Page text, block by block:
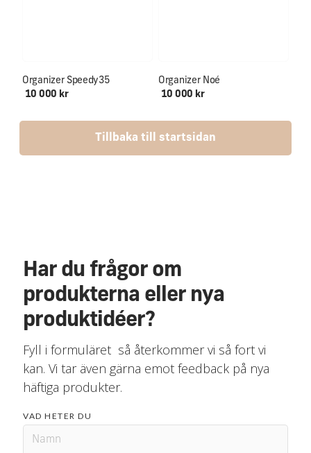
Organizer Speedy35
10 000 kr
Organizer Noé
10 000 kr
Tillbaka till startsidan
Har du frågor om
produkterna eller nya
produktidéer?
Fyll i formuläret så återkommer vi så fort vi
kan. Vi tar även gärna emot feedback på nya
häftiga produkter.
VAD HETER DU